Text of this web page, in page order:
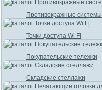
Противокражные системы
Точки доступа Wi Fi
Покупательские тележки
Складские стеллажи